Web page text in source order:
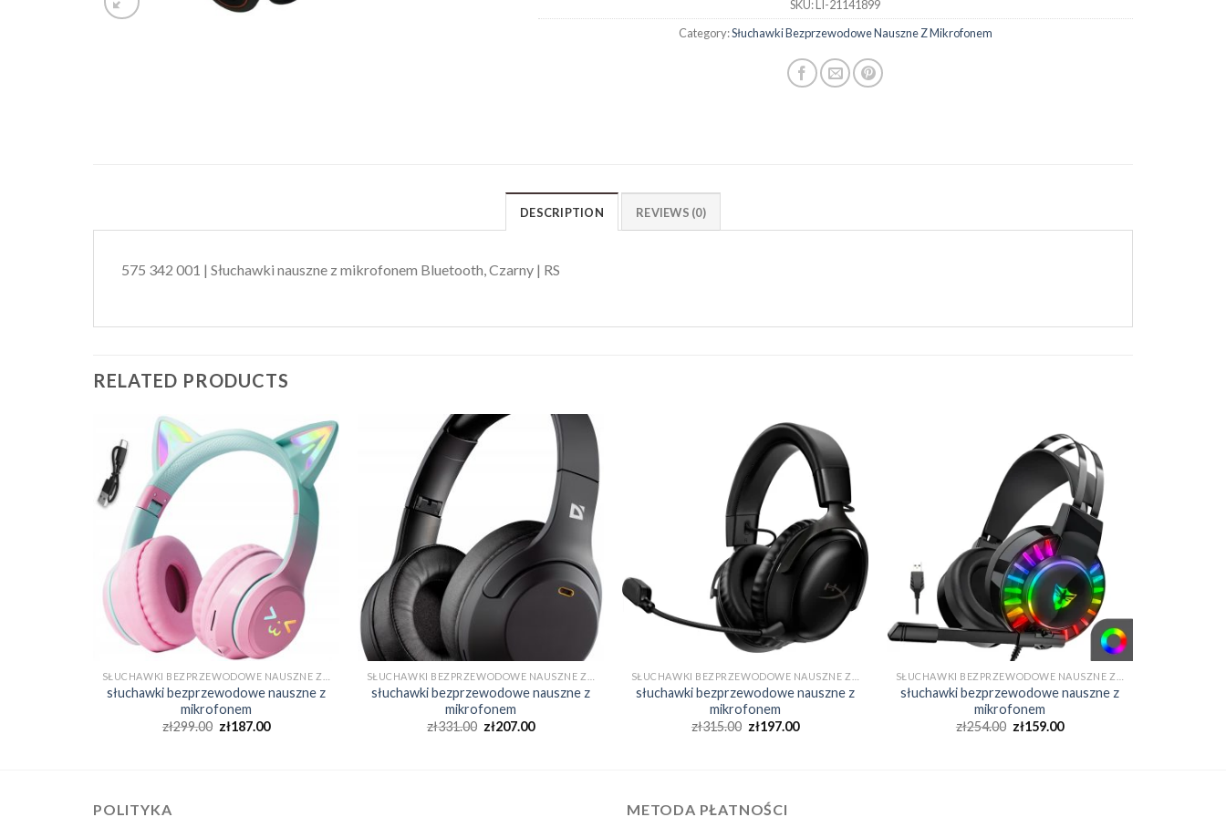
SKU:LI-21141899
Category:Słuchawki Bezprzewodowe Nauszne Z Mikrofonem
DESCRIPTION REVIEWS (0)
575 342 001 | Słuchawki nauszne z mikrofonem Bluetooth, Czarny | RS
RELATED PRODUCTS
słuchawki bezprzewodowe nauszne z
mikrofonem
zł299.00 zł187.00
słuchawki bezprzewodowe nauszne z
mikrofonem
zł331.00 zł207.00
słuchawki bezprzewodowe nauszne z
mikrofonem
zł315.00 zł197.00
słuchawki bezprzewodowe nauszne z
mikrofonem
zł254.00 zł159.00
POLITYKA METODA PŁATNOŚCI